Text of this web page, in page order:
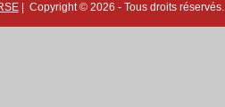
| Copyright © 2026 - Tous droits réservés.